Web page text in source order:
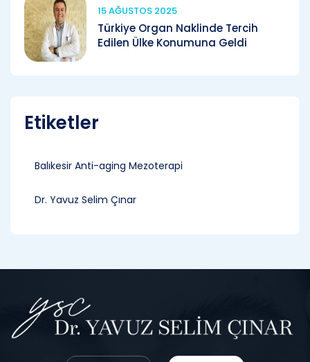
15 AĞUSTOS 2025
Türkiye Organ Naklinde Tercih
Edilen Ülke Konumuna Geldi
Etiketler
Balıkesir Anti-aging Mezoterapi
Dr. Yavuz Selim Çınar